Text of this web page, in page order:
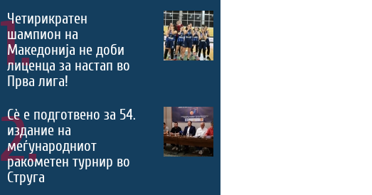
1.
Четирикратен
шампион на
Македонија не доби
лиценца за настап во
Прва лига!
2.
Сѐ е подготвено за 54.
издание на
меѓународниот
ракометен турнир во
Струга